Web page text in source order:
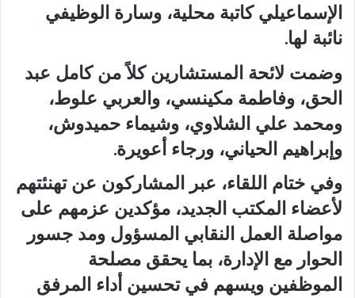
الإسماعيلي كاتبة محلية، وسارة الوظيفي
نائبة لها.
وضمت لائحة المستشارين كلاً من كامل عبد
الحق، وفاطمة مكينسي، والعربي علوط،
ومحمد علي الشلاوي، وشيماء حميدوش،
وإبراهيم الحياني، ورجاء أعويرة.
وفي ختام اللقاء، عبر المشاركون عن تهنئتهم
لأعضاء المكتب الجديد، مؤكدين عزمهم على
مواصلة العمل النقابي المسؤول ومد جسور
الحوار مع الإدارة، بما يحقق مصلحة
الموظفين ويسهم في تحسين أداء المرفق